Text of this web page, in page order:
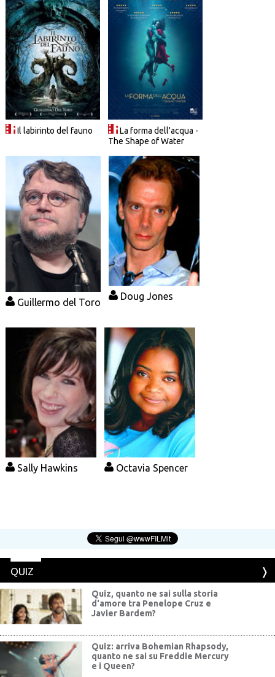
Il labirinto del fauno
La forma dell'acqua -
The Shape of Water
Guillermo del Toro
Doug Jones
Sally Hawkins Octavia Spencer
QUIZ
Quiz, quanto ne sai sulla storia
d'amore tra Penelope Cruz e
Javier Bardem?
Quiz: arriva Bohemian Rhapsody,
quanto ne sai su Freddie Mercury
e i Queen?